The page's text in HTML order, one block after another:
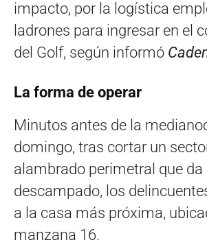
impacto, por la logística
ladrones para ingresar en el
del Golf, según informó
La forma de operar
Minutos antes de la
domingo, tras cortar un
alambrado perimetral que da
descampado, los
a la casa más próxima,
manzana 16.